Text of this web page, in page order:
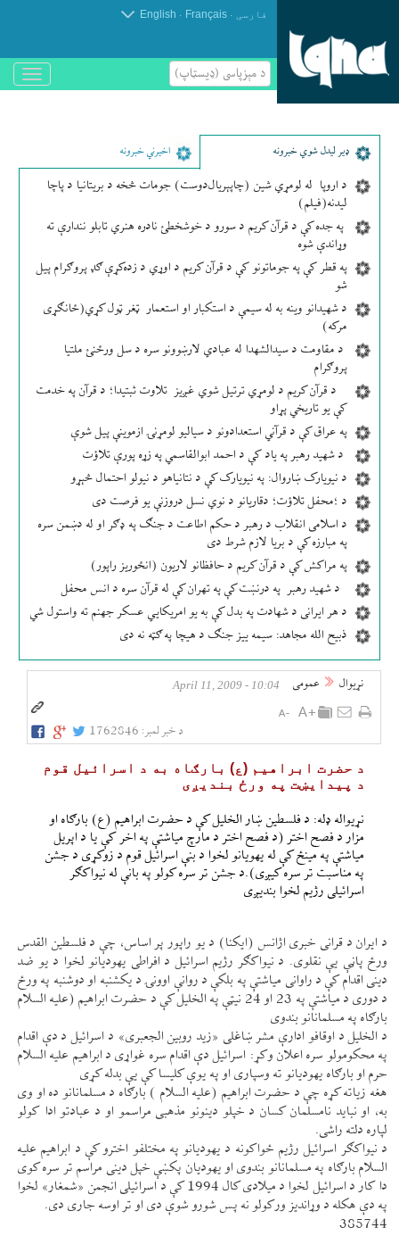
فارسی .
Français
.
English
د مېزپاسى (ډیسټاپ)
باز
و
ډير لیدل شوي خبرونه اخیرني خبرونه
د اروپا له لومړي شین (چاپېریال‌دوست) جومات څخه د بریتانیا د پاچا
لیدنه(فیلم)
په جده کې د قرآن کریم د سورو د خوشخطئ نادره هنري تابلو نندارې ته
وړاندې شوه
په قطر کې په جوماتونو کې د قرآن کریم د اوړي د زده‌کړې ګډ پروګرام پیل
شو
د شهیدانو وینه به له سیمې د استکبار او استعمار ټغر ټول کړي(ځانګړی
مرکه)
د مقاومت د سیدالشهدا له عبادي لارښوونو سره د سل ورځنئ ملتیا
پروګرام
د قرآن کریم د لومړي ترتیل شوي غږیز تلاوت ثبتیدا؛ د قرآن په خدمت
کې یو تاریخي پړاو
په عراق کې د قرآني استعدادونو د سیالیو لومړنۍ ازموینې پیل شوې
د شهید رهبر په یاد کې د احمد ابوالقاسمي په زړه پورې تلاؤت
د نیویارک ښاروال: په نیویارک کې د نتانیاهو د نیولو احتمال څېړو
د ؛محفل تلاؤت؛ دقاریانو د نوي نسل دروزنې یو فرصت دی
د اسلامی انقلاب د رهبر د حکم اطاعت د جنګ په ډګر او له دښمن سره
په مبارزه کې د بریا لازم شرط دی
په مراکش کې د قرآن کریم د حافظانو لاریون (انځوریز راپور)
د شهید رهبر په درنښت کې په تهران کې له قرآن سره د انس محفل
د هر ایرانی د شهادت په بدل کې به یو امریکایي عسکر جهنم ته واستول شي
ذبیح الله مجاهد: سیمه ییز جنګ د هیچا په ګټه نه دی
نړيوال عمومی 10:04 - April 11, 2009
د خبر لمبر: 1762846
د حضرت ابراهيم (ع) بارګاه به د اسرائيل قوم
د پيدایښت په ورځ بندیږی
نړيواله ډله: د فلسطين ښار الخليل كې د حضرت ابراهيم (ع) بارګاه او
مزار د فصح اختر (د فصح اختر د مارچ مياشتې په اخر كې يا د اپريل
مياشتې په مينځ كې له يهويانو لخوا د بنې اسرائيل قوم د زوكړی د جشن
په مناسبت تر سره كیږی).د جشن تر سره كولو په بانې له نيواكګر
اسرائيلی رژيم لخوا بندیږی
د ايران د قرانی خبری اژانس (ايكنا) د يو راپور پر اساس، چې د فلسطين القدس
ورځ پاڼې یې نقلوی. د نيواكګر رژيم اسرائيل د افراطی يهوديانو لخوا د يو ضد
دينی اقدام كې د راوانی مياشتې په بلكې د روانې اوونۍ د يكشنبه او دوشنبه په ورځ
د دوری د مياشتې په 23 او 24 نیټې په الخليل كې د حضرت ابراهيم (عليه السلام
بارګاه په مسلمانانو بندوی
د الخليل د اوقافو ادارې مشر ښاغلی «زيد روبين الجعبری» د اسرائيل د دې اقدام
په محكومولو سره اعلان وكړ: اسرائيل دې اقدام سره غواړی د ابراهيم عليه السلام
حرم او بارګاه يهوديانو ته وسپاری او په يوې كليسا كې یې بدله كړی
هغه زياته كړه چې د حضرت ابراهيم (عليه السلام ) بارګاه د مسلمانانو ده او وی
به، او نبايد نامسلمان كسان د خپلو دينونو مذهبی مراسمو او د عبادتو ادا كولو
لپاره دلته راشی.
د نيواكګر اسرائيل رژيم ځواكونه د يهوديانو په مختلفو اخترو كې د ابراهيم عليه
السلام بارګاه په مسلمانانو بندوی او يهوديان پكښې خپل دينی مراسم تر سره كوی
دا كار د اسرائيل لخوا د ميلادی كال 1994 كې د اسرائيلی انجمن «شمغار» لخوا
په دې هكله د وړانديز وركولو نه پس شورو شوې دی او تر اوسه جاری دی.
385744